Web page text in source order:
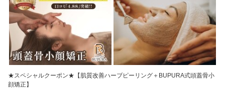
★スペシャルクーポン★【肌質改善ハーブピーリング＋BUPURA式頭蓋骨小
顔矯正】